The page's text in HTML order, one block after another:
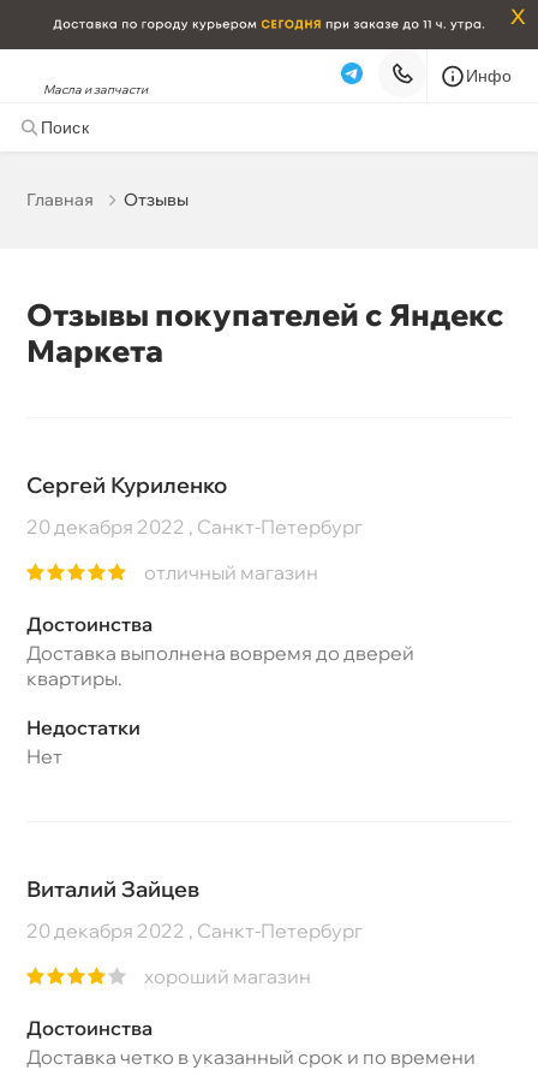
x
Масла и запчасти
Инфо
Главная Отзывы
Отзывы покупателей с Яндекс
Маркета
Сергей Куриленко
20 декабря 2022 , Санкт-Петербург
отличный магазин
Достоинства
Доставка выполнена вовремя до дверей
квартиры.
Недостатки
Нет
Виталий Зайцев
20 декабря 2022 , Санкт-Петербург
хороший магазин
Достоинства
Доставка четко в указанный срок и по времени